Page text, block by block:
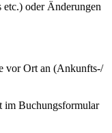
oder Änderungen
vor Ort an (Ankunfts-/
im Buchungsformular